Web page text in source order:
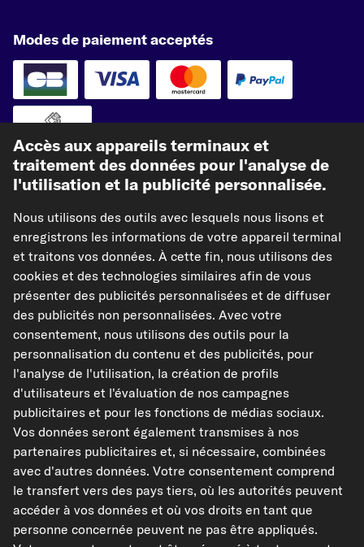
Modes de paiement acceptés
Nos partenaires d'expédition
kfzteile24.de kfzteile24.at
carpardoo.nl
carpardoo.dk
Les données présentées ici, notamment l'intégralité de la base de données, ne
peuvent être reproduites. La reproduction et la distribution des données et de
la base de données sans le consentement préalable de TecAlliance et/ou
l'implication de tiers dans de telles activités sont strictement interdites. Toute
utilisation non autorisée du contenu constitue une violation du droit d'auteur
et peut entraîner des poursuites judiciaires.
Résilier le contrat
© 2026 kfzteile24 GmbH - Tous droits réservés.
Accès aux appareils terminaux et
traitement des données pour l'analyse de
l'utilisation et la publicité personnalisée.
Nous utilisons des outils avec lesquels nous lisons et
enregistrons les informations de votre appareil terminal
et traitons vos données. À cette fin, nous utilisons des
cookies et des technologies similaires afin de vous
présenter des publicités personnalisées et de diffuser
des publicités non personnalisées. Avec votre
consentement, nous utilisons des outils pour la
personnalisation du contenu et des publicités, pour
l'analyse de l'utilisation, la création de profils
d'utilisateurs et l'évaluation de nos campagnes
publicitaires et pour les fonctions de médias sociaux.
Vos données seront également transmises à nos
partenaires publicitaires et, si nécessaire, combinées
avec d'autres données. Votre consentement comprend
le transfert vers des pays tiers, où les autorités peuvent
accéder à vos données et où vos droits en tant que
personne concernée peuvent ne pas être appliqués.